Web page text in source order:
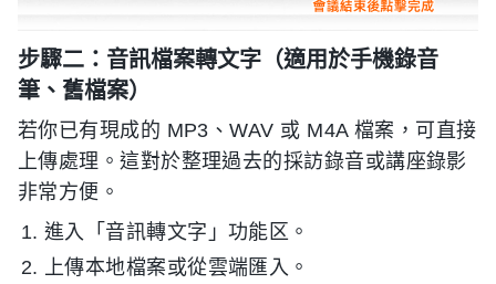
步驟二：音訊檔案轉文字（適用於手機錄音
筆、舊檔案）
若你已有現成的 MP3、WAV 或 M4A 檔案，可直接
上傳處理。這對於整理過去的採訪錄音或講座錄影
非常方便。
進入「音訊轉文字」功能区。
上傳本地檔案或從雲端匯入。